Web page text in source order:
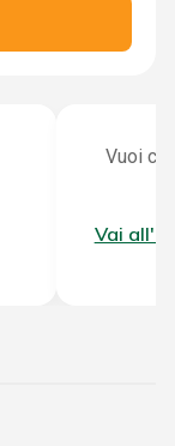
Vuoi
Vai